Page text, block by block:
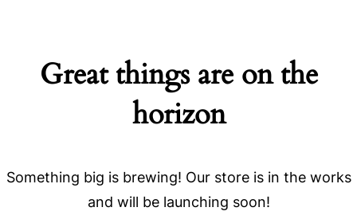
h
Great things are on the
horizon
Something big is brewing! Our store is in the works
and will be launching soon!